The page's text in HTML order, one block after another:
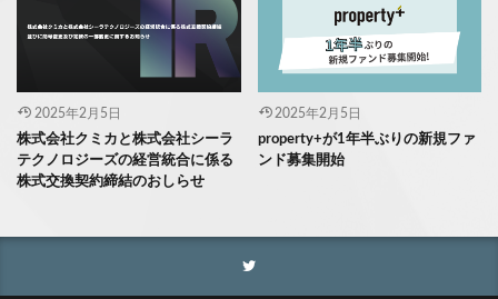
2025年2月5日
株式会社クミカと株式会社シーラ
テクノロジーズの経営統合に係る
株式交換契約締結のおしらせ
2025年2月5日
property+が1年半ぶりの新規ファ
ンド募集開始